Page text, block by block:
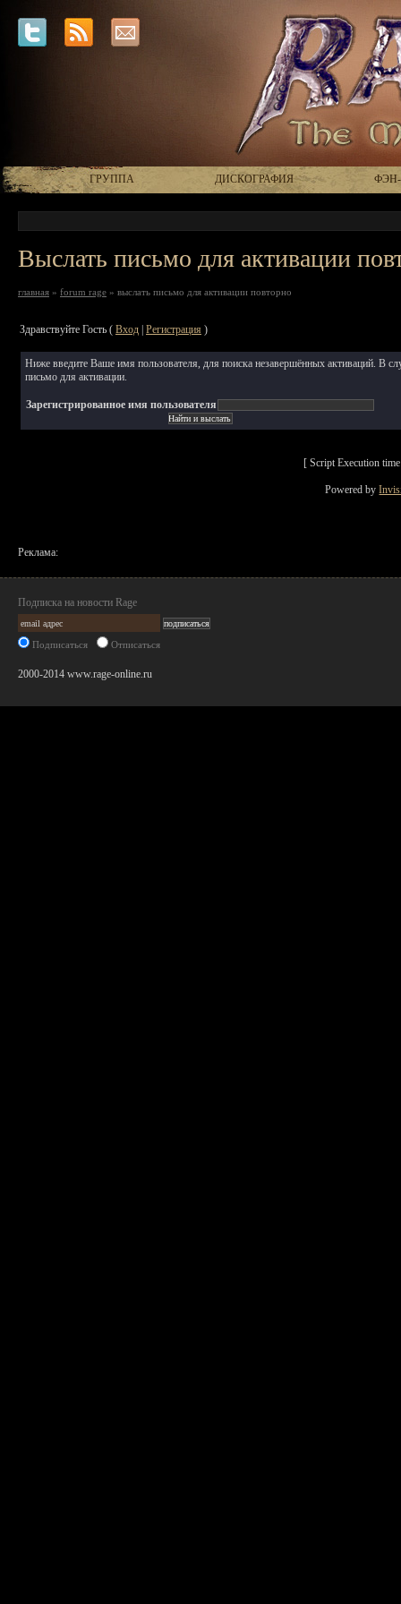
ГРУППА ДИСКОГРАФИЯ
Выслать письмо для активации
главная » forum rage » выслать письмо для активации повторно
Здравствуйте Гость ( Вход Регистрация )
Ниже введите Ваше имя пользователя, для поиска незавершённых активаций. В
письмо для активации.
Зарегистрированное имя пользователя
[ Script Execution
Powered by
Реклама:
Подписка на новости Rage
Подписаться Отписаться
2000-2014 www.rage-online.ru